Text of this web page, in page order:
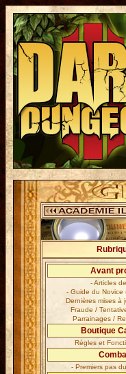
Avant
- Articles
- Guide du Novice
Dernières mises à
Fraude /
Parrainages /
Boutique
Règles et
- Premiers pas